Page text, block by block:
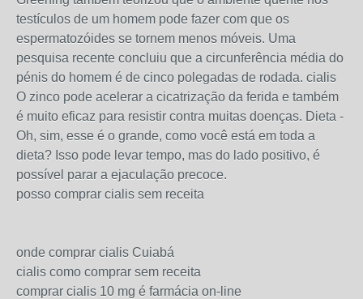
testículos de um homem pode fazer com que os
espermatozóides se tornem menos móveis. Uma
pesquisa recente concluiu que a circunferência média do
pénis do homem é de cinco polegadas de rodada. cialis
O zinco pode acelerar a cicatrização da ferida e também
é muito eficaz para resistir contra muitas doenças. Dieta -
Oh, sim, esse é o grande, como você está em toda a
dieta? Isso pode levar tempo, mas do lado positivo, é
possível parar a ejaculação precoce.
posso comprar cialis sem receita
onde comprar cialis Cuiabá
cialis como comprar sem receita
comprar cialis 10 mg é farmácia on-line